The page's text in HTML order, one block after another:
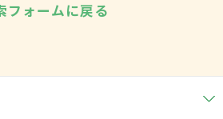
フォームに戻る